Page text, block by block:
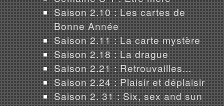
Saison 2.10 : Les cartes de
Bonne Année
Saison 2.11 : La carte mystère
Saison 2.18 : La drague
Saison 2.21 : Retrouvailles...
Saison 2.24 : Plaisir et déplaisir
Saison 2. 31 : Six, sex and sun